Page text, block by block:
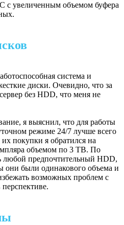
с увеличенным объемом буфера
система и
диски. Очевидно, что за
без HDD, что меня не
я выяснил, что для работы
режиме 24/7 лучше всего
покупки я обратился на
объемом по 3 TB. По
любой предпочтительный HDD,
они были одинакового объема и
возможных проблем с